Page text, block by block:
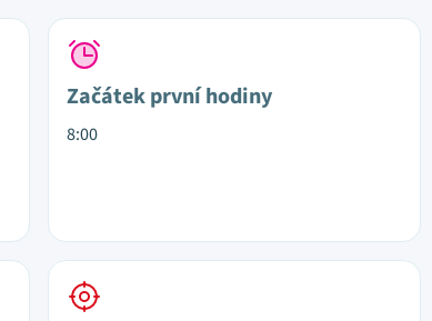
Začátek první hodiny
8:00